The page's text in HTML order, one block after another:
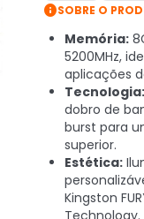
SOBRE O
Memória:
5200MHz,
aplicações
Tecnologia:
dobro de
burst para
superior.
Estética:
Kingston
Technology.